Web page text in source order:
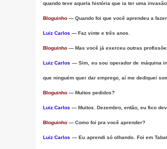
quando teve aquela história que ia ter uma
Bloguinho — Quando foi que você aprendeu a
Luiz Carlos — Faz vinte e três anos.
Bloguinho — Mas você já exerceu outras
Luiz Carlos — Sim, eu sou operador de máquina
que ninguém quer dar emprego, aí me dediquei
Bloguinho — Muitos pedidos?
Luiz Carlos — Muitos. Dezembro, então, eu fico
Bloguinho — Como foi pra você aprender?
Luiz Carlos — Eu aprendi só olhando. Foi em